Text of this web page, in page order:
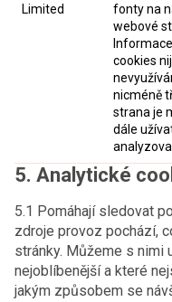
Limited
fonty na
webové
cookies
nicméně
strana je
dále
5. Analytické
5.1 Pomáhají sledovat
zdroje provoz pochází,
stránky. Můžeme s nimi
nejoblíbenější a které
jakým způsobem se